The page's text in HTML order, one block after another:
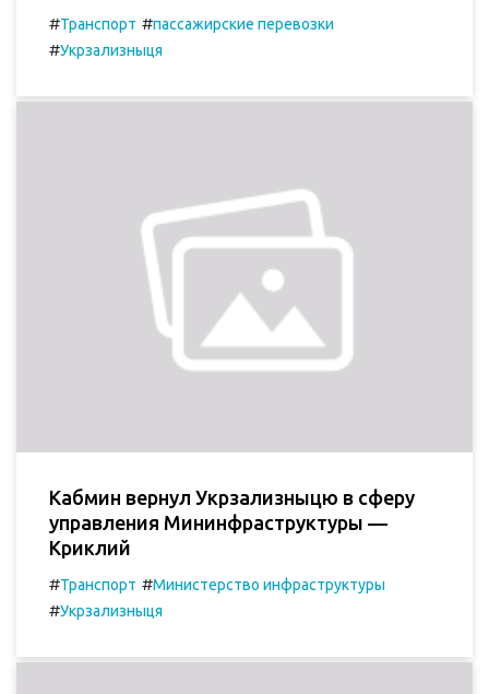
#Транспорт #пассажирские перевозки
#Укрзализныця
Кабмин вернул Укрзализныцю в сферу
управления Мининфраструктуры —
Криклий
#Транспорт #Министерство инфраструктуры
#Укрзализныця